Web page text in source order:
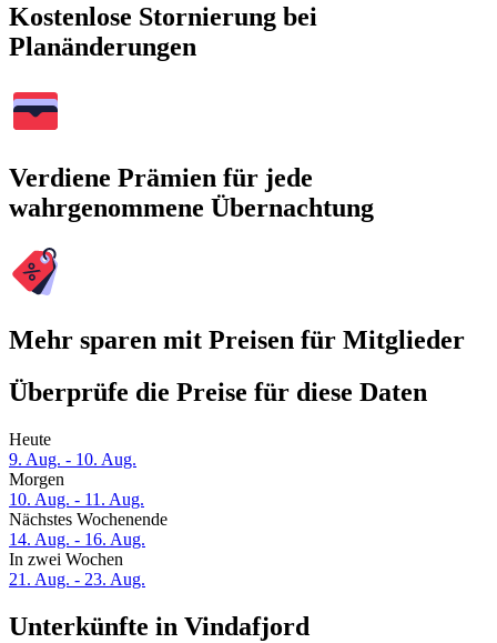
Kostenlose Stornierung bei
Planänderungen
Verdiene Prämien für jede
wahrgenommene Übernachtung
Mehr sparen mit Preisen für Mitglieder
Überprüfe die Preise für diese Daten
Heute
9. Aug. - 10. Aug.
Morgen
10. Aug. - 11. Aug.
Nächstes Wochenende
14. Aug. - 16. Aug.
In zwei Wochen
21. Aug. - 23. Aug.
Unterkünfte in Vindafjord